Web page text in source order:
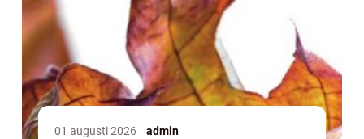
01 augusti 2026 admin